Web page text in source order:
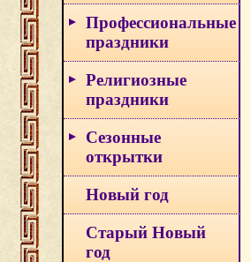
Профессиональные
праздники
Религиозные
праздники
Сезонные
открытки
Новый год
Старый Новый
год